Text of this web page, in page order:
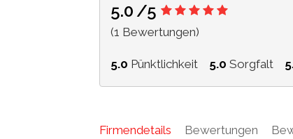
5.0 /5
(1 Bewertungen)
5.0 Pünktlichkeit 5.0 Sorgfalt
Firmendetails Bewertungen